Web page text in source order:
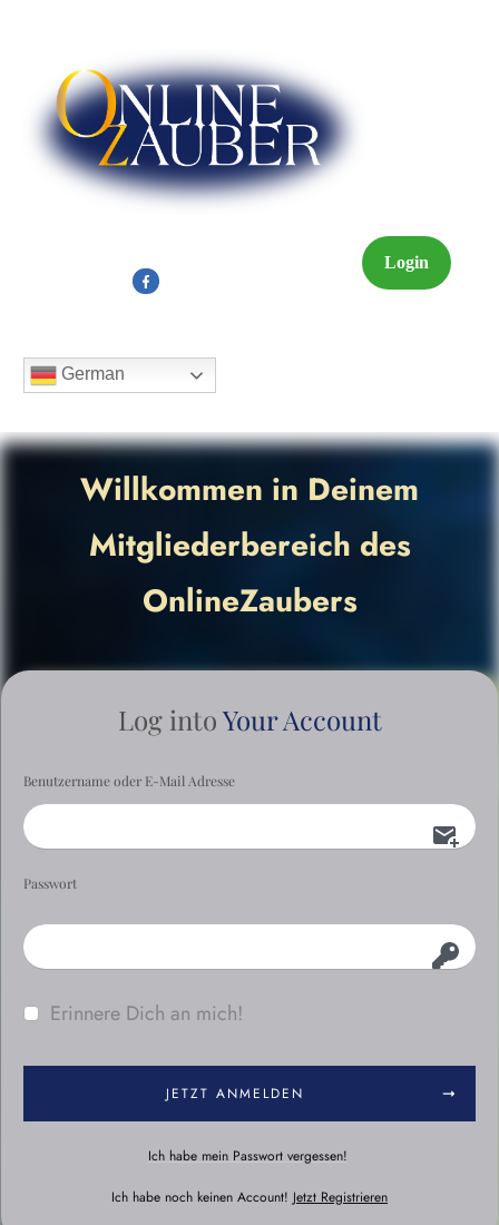
Login
German
Willkommen in Deinem
Mitgliederbereich des
OnlineZaubers
Log intoYour Account
Benutzername oder E-Mail Adresse
Passwort
Erinnere Dich an mich!
JETZT ANMELDEN
Ich habe mein Passwort vergessen!
Ich habe noch keinen Account! Jetzt Registrieren